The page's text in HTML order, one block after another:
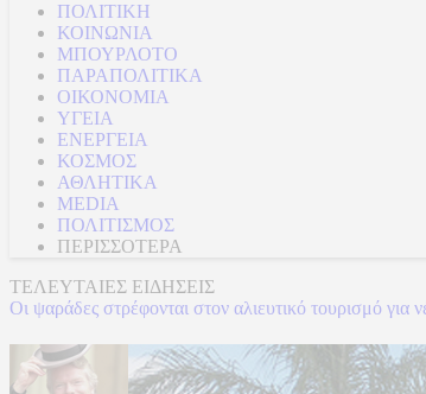
ΠΟΛΙΤΙΚΗ
ΚΟΙΝΩΝΙΑ
ΜΠΟΥΡΛΟΤΟ
ΠΑΡΑΠΟΛΙΤΙΚΑ
ΟΙΚΟΝΟΜΙΑ
ΥΓΕΙΑ
ΕΝΕΡΓΕΙΑ
ΚΟΣΜΟΣ
ΑΘΛΗΤΙΚΑ
MEDIA
ΠΟΛΙΤΙΣΜΟΣ
ΠΕΡΙΣΣΟΤΕΡΑ
ΤΕΛΕΥΤΑΙΕΣ ΕΙΔΗΣΕΙΣ
Οι ψαράδες στρέφονται στον αλιευτικό τουρισμό για